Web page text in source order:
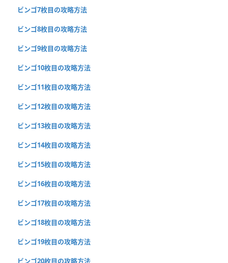
ビンゴ7枚目の攻略方法
ビンゴ8枚目の攻略方法
ビンゴ9枚目の攻略方法
ビンゴ10枚目の攻略方法
ビンゴ11枚目の攻略方法
ビンゴ12枚目の攻略方法
ビンゴ13枚目の攻略方法
ビンゴ14枚目の攻略方法
ビンゴ15枚目の攻略方法
ビンゴ16枚目の攻略方法
ビンゴ17枚目の攻略方法
ビンゴ18枚目の攻略方法
ビンゴ19枚目の攻略方法
ビンゴ20枚目の攻略方法